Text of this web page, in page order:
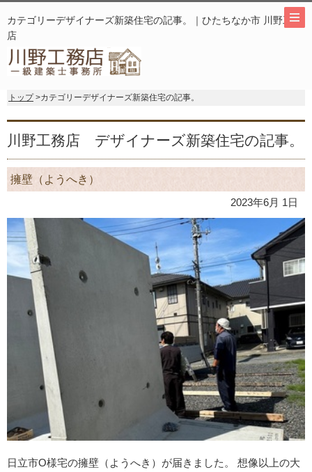
カテゴリーデザイナーズ新築住宅の記事。｜ひたちなか市 川野工務
店
トップ>カテゴリーデザイナーズ新築住宅の記事。
川野工務店 デザイナーズ新築住宅の記事。
擁壁（ようへき）
2023年6月 1日
日立市O様宅の擁壁（ようへき）が届きました。 想像以上の大